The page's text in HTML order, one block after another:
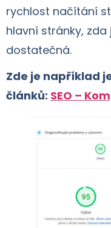
rychlost načítání
hlavní stránky,
dostatečná.
Zde je například
článků: SEO –